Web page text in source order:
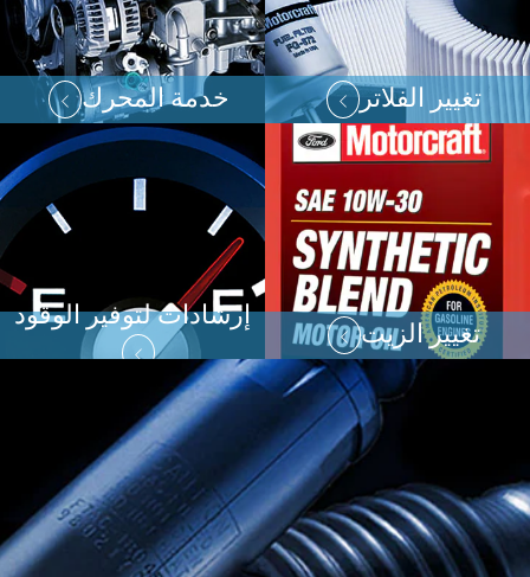
خدمة المحرك تغيير الفلاتر
إرشادات لتوفير الوقود
تغيير الزيت